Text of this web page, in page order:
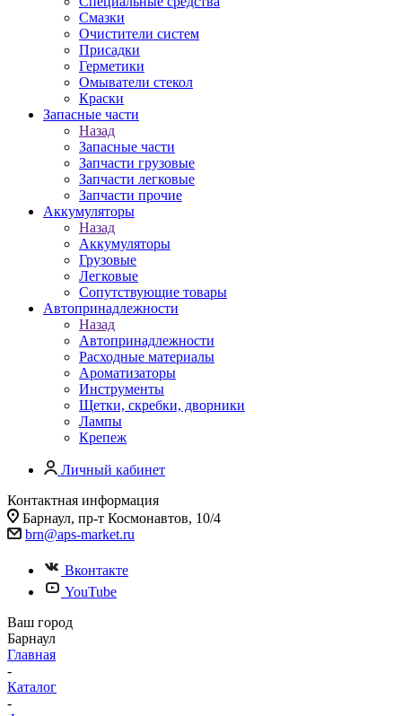
Смазки
Очистители систем
Присадки
Герметики
Омыватели стекол
Краски
Запасные части
Назад
Запасные части
Запчасти грузовые
Запчасти легковые
Запчасти прочие
Аккумуляторы
Назад
Аккумуляторы
Грузовые
Легковые
Сопутствующие товары
Автопринадлежности
Назад
Автопринадлежности
Расходные материалы
Ароматизаторы
Инструменты
Щетки, скребки, дворники
Лампы
Крепеж
Личный кабинет
Контактная информация
Барнаул, пр-т Космонавтов, 10/4
brn@aps-market.ru
Вконтакте
YouTube
Ваш город
Барнаул
Главная
-
Каталог
-